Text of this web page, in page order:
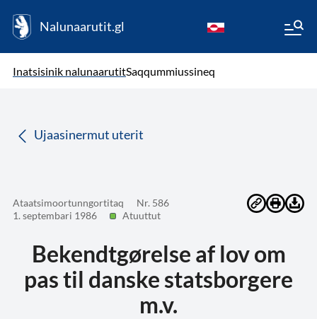
Nalunaarutit.gl
Inatsisinik nalunaarutitSaqqummiussineq
Ujaasinermut uterit
Ataatsimoortunngortitaq
Nr. 586
1. septembari 1986
Atuuttut
Bekendtgørelse af lov om
pas til danske statsborgere
m.v.